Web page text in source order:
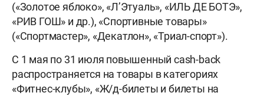
(«Золотое яблоко», «Л’Этуаль», «ИЛЬ ДЕ БОТЭ»,
«РИВ ГОШ» и др.), «Спортивные товары»
(«Спортмастер», «Декатлон», «Триал-спорт»).
С 1 мая по 31 июля повышенный cash-back
распространяется на товары в категориях
«Фитнес-клубы», «Ж/д-билеты и билеты на